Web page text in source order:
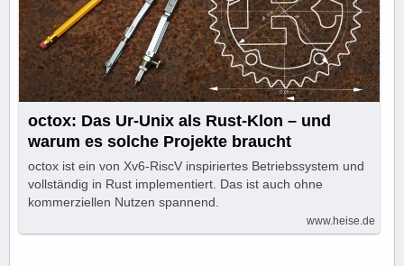
octox: Das Ur-Unix als Rust-Klon – und
warum es solche Projekte braucht
octox ist ein von Xv6-RiscV inspiriertes Betriebssystem und
vollständig in Rust implementiert. Das ist auch ohne
kommerziellen Nutzen spannend.
www.heise.de